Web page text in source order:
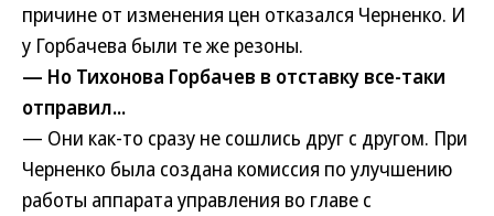
причине от изменения цен отказался Черненко. И
у Горбачева были те же резоны.
— Но Тихонова Горбачев в отставку все-таки
отправил...
— Они как-то сразу не сошлись друг с другом. При
Черненко была создана комиссия по улучшению
работы аппарата управления во главе с